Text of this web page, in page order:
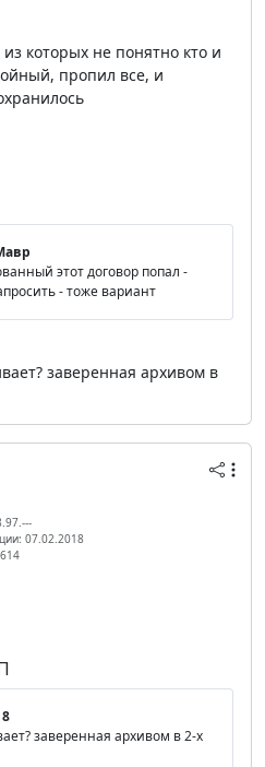
которых не понятно кто и
пропил все, и
этот договор попал -
- тоже вариант
заверенная архивом в
07.02.2018
заверенная архивом в 2-х